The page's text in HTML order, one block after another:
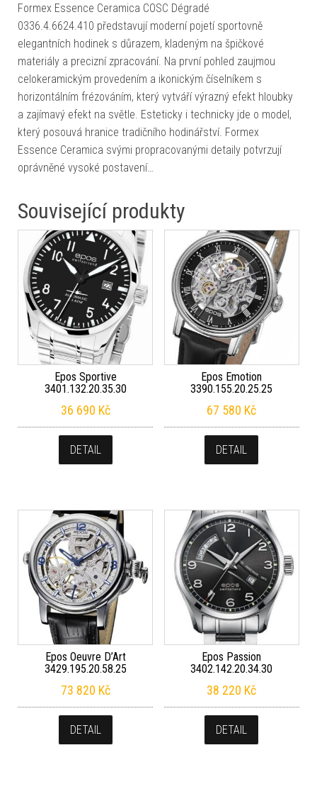
Formex Essence Ceramica COSC Dégradé
0336.4.6624.410 představují moderní pojetí sportovně
elegantních hodinek s důrazem, kladeným na špičkové
materiály a precizní zpracování. Na první pohled zaujmou
celokeramickým provedením a ikonickým číselníkem s
horizontálním frézováním, který vytváří výrazný efekt hloubky
a zajímavý efekt na světle. Esteticky i technicky jde o model,
který posouvá hranice tradičního hodinářství. Formex
Essence Ceramica svými propracovanými detaily potvrzují
oprávněné vysoké postavení…
Související produkty
Epos Sportive
3401.132.20.35.30
36 690 Kč
DETAIL
Epos Emotion
3390.155.20.25.25
67 580 Kč
DETAIL
Epos Oeuvre D’Art
3429.195.20.58.25
73 820 Kč
DETAIL
Epos Passion
3402.142.20.34.30
38 220 Kč
DETAIL